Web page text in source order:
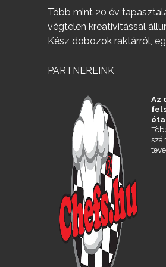
Több mint 20 év
végtelen kreativitással
Kész dobozok raktárról,
PARTNEREINK
Az